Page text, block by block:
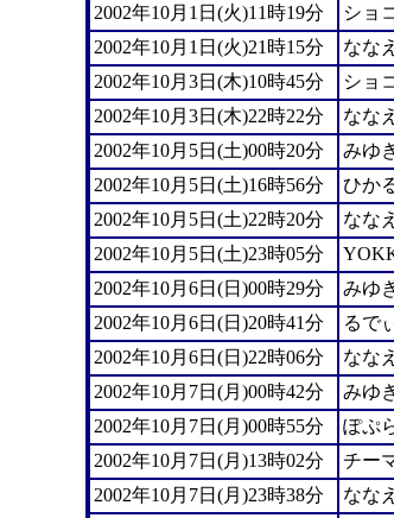
2002年10月1日(火)11時19分
ショ
2002年10月1日(火)21時15分
ななえ
2002年10月3日(木)10時45分
ショ
2002年10月3日(木)22時22分
ななえ
2002年10月5日(土)00時20分
みゆ
2002年10月5日(土)16時56分
ひか
2002年10月5日(土)22時20分
ななえ
2002年10月5日(土)23時05分
2002年10月6日(日)00時29分
みゆ
2002年10月6日(日)20時41分
るで
2002年10月6日(日)22時06分
ななえ
2002年10月7日(月)00時42分
みゆ
2002年10月7日(月)00時55分
ぽぷ
2002年10月7日(月)13時02分
チー
2002年10月7日(月)23時38分
ななえ